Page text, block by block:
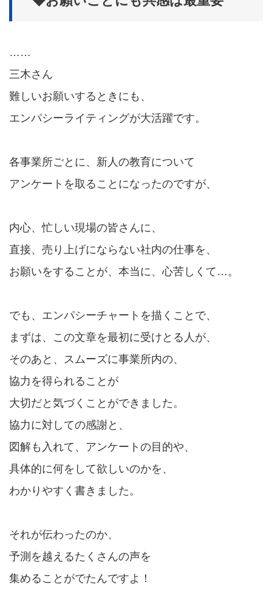
……
三木さん
難しいお願いするときにも、
エンパシーライティングが大活躍です。
各事業所ごとに、新人の教育について
アンケートを取ることになったのですが、
内心、忙しい現場の皆さんに、
直接、売り上げにならない社内の仕事を、
お願いをすることが、本当に、心苦しくて…。
でも、エンパシーチャートを描くことで、
まずは、この文章を最初に受けとる人が、
そのあと、スムーズに事業所内の、
協力を得られることが
大切だと気づくことができました。
協力に対しての感謝と、
図解も入れて、アンケートの目的や、
具体的に何をして欲しいのかを、
わかりやすく書きました。
それが伝わったのか、
予測を越えるたくさんの声を
集めることがでたんですよ！